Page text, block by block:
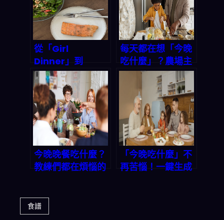
從「Girl
Dinner」到
「Boy
Kibble」：現代人
晚餐選擇障礙的終
極解方，讓「今晚
吃什麼」App 一
鍵搞定三餸一湯！
每天都在想「今晚
吃什麼」？農場主
人的晚餐智慧，讓
你不再為做飯苦惱
今晚晚餐吃什麼？
教練們都在煩惱的
了！
「今晚吃什麼」不
再苦惱！一鍵生成
食譜